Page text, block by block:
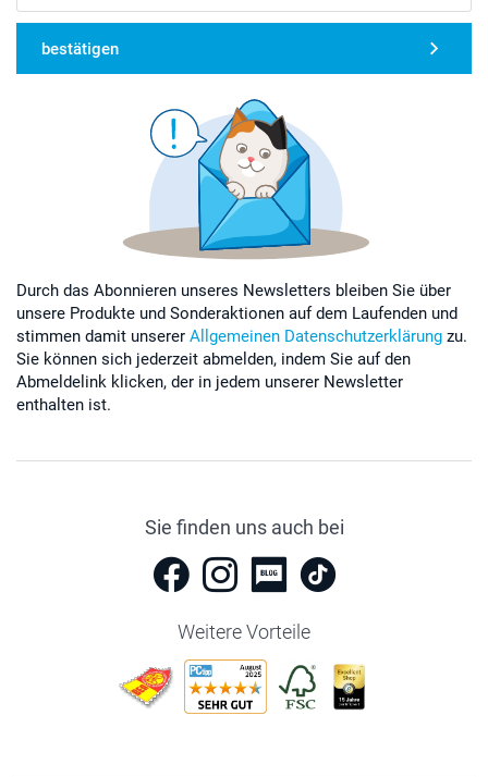
bestätigen
Durch das Abonnieren unseres Newsletters bleiben Sie über
unsere Produkte und Sonderaktionen auf dem Laufenden und
stimmen damit unserer Allgemeinen Datenschutzerklärung zu.
Sie können sich jederzeit abmelden, indem Sie auf den
Abmeldelink klicken, der in jedem unserer Newsletter
enthalten ist.
Sie finden uns auch bei
Weitere Vorteile